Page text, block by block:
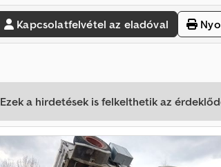
Kapcsolatfelvétel az eladóval
Ezek a hirdetések is felkelthetik az